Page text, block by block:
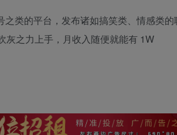
之类的平台，发布诸如搞笑类、情感类
灰之力上手，月收入随便就能有 1W